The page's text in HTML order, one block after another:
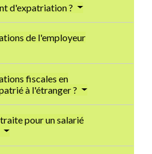
d'expatriation ?
de l'employeur
fiscales en
à l'étranger ?
pour un salarié